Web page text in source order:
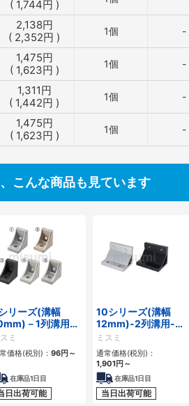
( 1,744円 )
2,138円
( 2,352円 ) 1個 -
1,475円
( 1,623円 ) 1個 -
1,311円
( 1,442円 ) 1個 -
1,475円
( 1,623円 ) 1個 -
こんな商品も見ています
リーズ(溝幅
－1列溝用－
起付反転ブラケッ
ミ
価格(税別)： 96円～
在庫品1日目
日出荷可能
10シリーズ(溝幅
12mm)-2列溝用-押
出厚型ブラケット
ミスミ
通常価格(税別)：
1,901円～
在庫品1日目
当日出荷可能